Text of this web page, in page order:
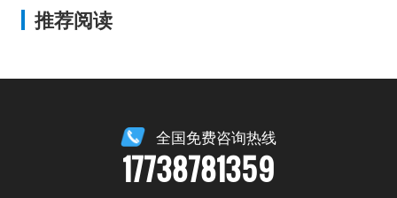
推荐阅读
全国免费咨询热线
17738781359